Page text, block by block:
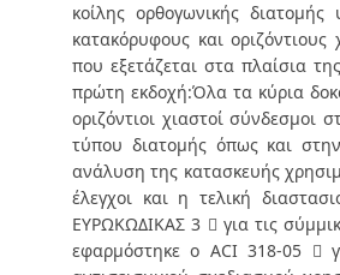
κοίλης ορθογωνικής
κατακόρυφους και
που εξετάζεται στα πλαίσια
πρώτη εκδοχή:Όλα τα κύρια
οριζόντιοι χιαστοί σύνδεσμοι
τύπου διατομής όπως και
ανάλυση της κατασκευής
έλεγχοι και η τελική
ΕΥΡΩΚΩΔΙΚΑΣ 3  για τις
εφαρμόστηκε ο ACI 318-05 